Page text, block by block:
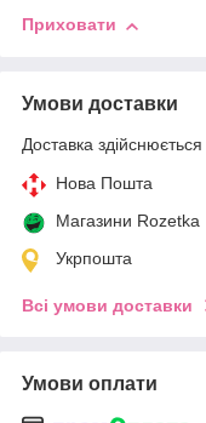
Приховати
Умови доставки
Доставка
Нова Пошта
Магазини Rozetka
Укрпошта
Всі умови доставки
Умови оплати